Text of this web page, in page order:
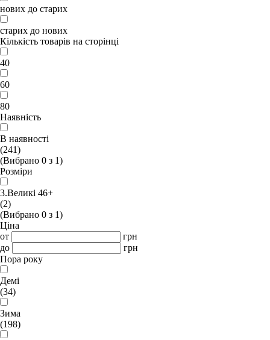
нових до старих
старих до нових
Кількість товарів на сторінці
40
60
80
Наявність
В наявності
(241)
(Вибрано 0 з 1)
Розміри
3.Великі 46+
(2)
(Вибрано 0 з 1)
Ціна
от
грн
до
грн
Пора року
Демі
(34)
Зима
(198)